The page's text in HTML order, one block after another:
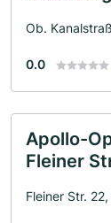
Ob.
0.0
Apollo-
Fleiner
Fleiner Str.